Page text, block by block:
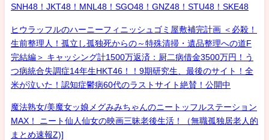
SNH48！JKT48！MNL48！SGO48！GNZ48！STU48！SKE48
ヒウラッフルのハーニーフィニッシュゴミ屋敷補完計画 ＜必殺！
生前整理人！孤立し孤独死からの～特殊清掃・遺品整理への道F
完結編＞ キャッシング計1500万返済：厨二病借金3500万円！う
つ病統合失調症14年生HKT46！！9期研究生、最後のサイト！全
米が泣いた！認知症鬱病60代のラストサイト絶賛！公開中
魔法熟女/美魔女ッ娘メグみみちゃんのニートッフルステーション
MAX！ ニート仙人仙女の映画三昧老後生活！（無職孤独居老人的
まとめ速報Z)]